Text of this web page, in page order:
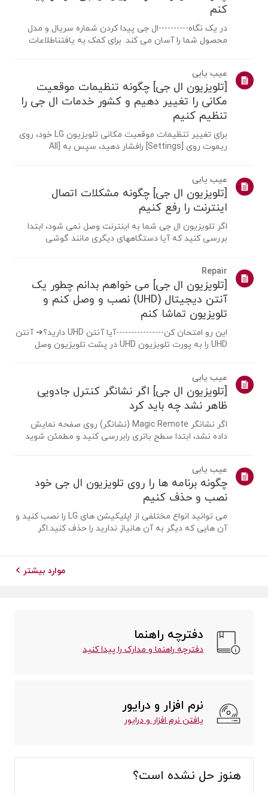
کنم
در یک نگاه----------ال جی پیدا کردن شماره سریال و مدل
محصول شما را آسان می کند. برای کمک به یافتناطلاعات
مدل ها ایجاد شده است، بنابرا...
عیب یابی
[تلویزیون ال جی] چگونه تنظیمات موقعیت
مکانی را تغییر دهیم و کشور خدمات ال جی را
تنظیم کنیم
برای تغییر تنظیمات موقعیت مکانی تلویزیون LG خود، روی
ریموت روی [Settings] رافشار دهید، سپس به [All
متفاوت باشد. تنظیمات ست تاپ باکس ممکناست برای
مدل...
عیب یابی
[تلویزیون ال جی] چگونه مشکلات اتصال
اینترنت را رفع کنیم
اگر تلویزیون ال جی شما به اینترنت وصل نمی شود، ابتدا
بررسی کنید که آیا دستگاههای دیگری مانند گوشی
مشکل از روتر یا ارائه دهنده اینترنت(ISP) ...
Repair
[تلویزیون ال جی] می خواهم بدانم چطور یک
آنتن دیجیتال (UHD) نصب و وصل کنم و
تلویزیون تماشا کنم
این رو امتحان کن----------------آیا آنتن UHD دارید؟➔ آنتن
UHD را به پورت تلویزیون UHD در پشت تلویزیون وصل
بتواند سیگنال UHD دریافت کند ...
عیب یابی
[تلویزیون ال جی] اگر نشانگر کنترل جادویی
ظاهر نشد چه باید کرد
اگر نشانگر Magic Remote (نشانگر) روی صفحه نمایش
داده نشد، ابتدا سطح باتری رابررسی کنید و مطمئن شوید
ریموت از تلویزیونجدا شده است. ریموت ر...
عیب یابی
چگونه برنامه ها را روی تلویزیون ال جی خود
نصب و حذف کنیم
می توانید انواع مختلفی از اپلیکیشن های LG را نصب کنید و
آن هایی که دیگر به آن هانیاز ندارید را حذف کنید.اگر
موارد بیشتر
دفترچه راهنما
دفترچه راهنما و مدارک را پیدا کنید
نرم افزار و درایور
یافتن نرم افزار و درایور
هنوز حل نشده است؟